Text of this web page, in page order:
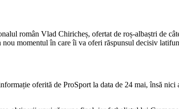
român Vlad Chiricheș, ofertat de roș-albaștri de
momentul în care îi va oferi răspunsul decisiv
oferită de ProSport la data de 24 mai, însă nici